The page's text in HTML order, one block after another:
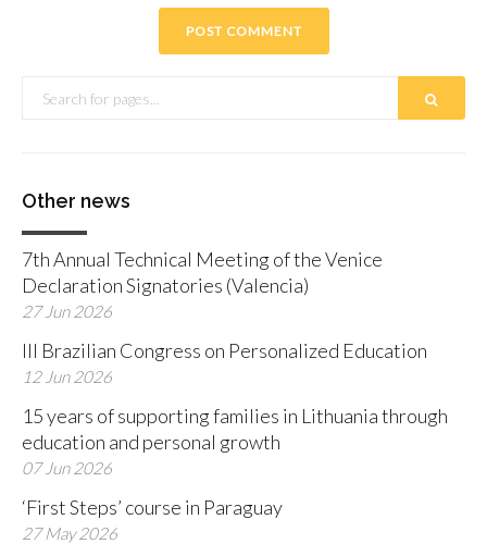
Other news
7th Annual Technical Meeting of the Venice
Declaration Signatories (Valencia)
27 Jun 2026
III Brazilian Congress on Personalized Education
12 Jun 2026
15 years of supporting families in Lithuania through
education and personal growth
07 Jun 2026
‘First Steps’ course in Paraguay
27 May 2026